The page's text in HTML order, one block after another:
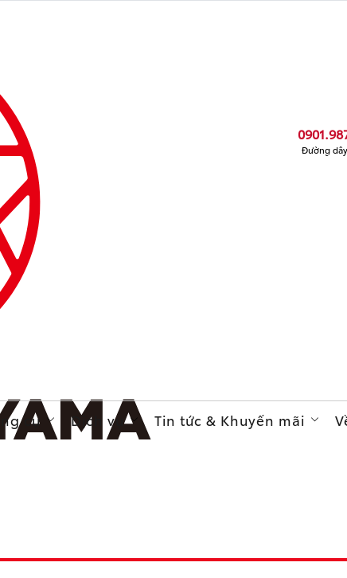
Đường
cụ Dịch vụ Tin tức & Khuyến mãi